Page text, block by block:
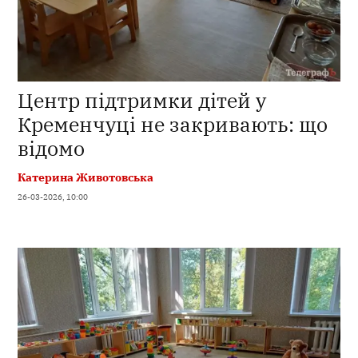
Центр підтримки дітей у
Кременчуці не закривають: що
відомо
Катерина Животовська
26-03-2026, 10:00